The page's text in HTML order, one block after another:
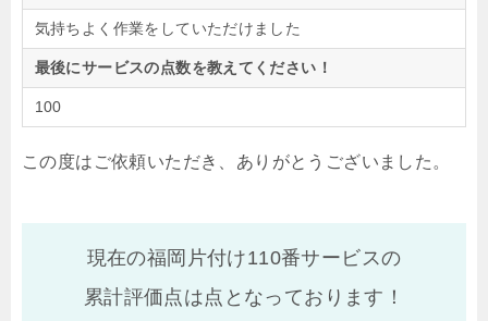
気持ちよく作業をしていただけました
最後にサービスの点数を教えてください！
100
この度はご依頼いただき、ありがとうございました。
現在の福岡片付け110番サービスの
累計評価点は点となっております！